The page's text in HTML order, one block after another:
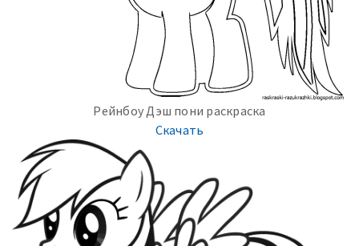
Рейнбоу Дэш пони раскраска
Скачать